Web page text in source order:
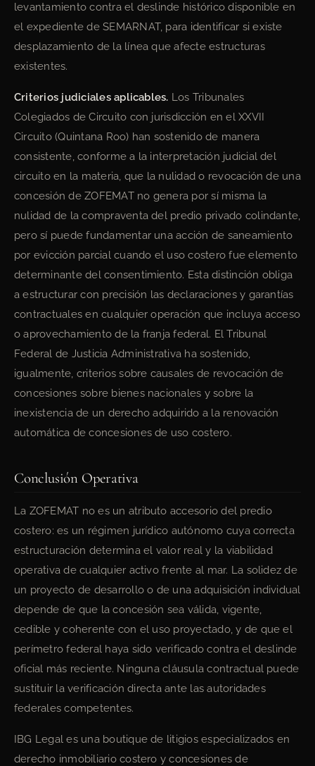
levantamiento contra el deslinde histórico disponible en
el expediente de SEMARNAT, para identificar si existe
desplazamiento de la línea que afecte estructuras
existentes.
Criterios judiciales aplicables. Los Tribunales
Colegiados de Circuito con jurisdicción en el XXVII
Circuito (Quintana Roo) han sostenido de manera
consistente, conforme a la interpretación judicial del
circuito en la materia, que la nulidad o revocación de una
concesión de ZOFEMAT no genera por sí misma la
nulidad de la compraventa del predio privado colindante,
pero sí puede fundamentar una acción de saneamiento
por evicción parcial cuando el uso costero fue elemento
determinante del consentimiento. Esta distinción obliga
a estructurar con precisión las declaraciones y garantías
contractuales en cualquier operación que incluya acceso
o aprovechamiento de la franja federal. El Tribunal
Federal de Justicia Administrativa ha sostenido,
igualmente, criterios sobre causales de revocación de
concesiones sobre bienes nacionales y sobre la
inexistencia de un derecho adquirido a la renovación
automática de concesiones de uso costero.
Conclusión Operativa
La ZOFEMAT no es un atributo accesorio del predio
costero: es un régimen jurídico autónomo cuya correcta
estructuración determina el valor real y la viabilidad
operativa de cualquier activo frente al mar. La solidez de
un proyecto de desarrollo o de una adquisición individual
depende de que la concesión sea válida, vigente,
cedible y coherente con el uso proyectado, y de que el
perímetro federal haya sido verificado contra el deslinde
oficial más reciente. Ninguna cláusula contractual puede
sustituir la verificación directa ante las autoridades
federales competentes.
IBG Legal es una boutique de litigios especializados en
derecho inmobiliario costero y concesiones de